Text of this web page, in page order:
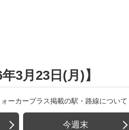
3月23日(月)】
ォーカープラス掲載の駅・路線について
今週末